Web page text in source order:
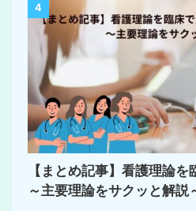
4
【まとめ記事】看護理論を
～主要理論をサクッと解説